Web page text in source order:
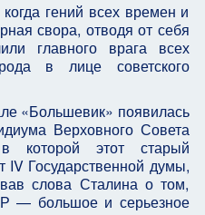
гений всех времен и
свора, отводя от себя
главного врага всех
в лице советского
«Большевик» появилась
Верховного Совета
этот старый
Государственной думы,
слова Сталина о том,
— большое и серьезное